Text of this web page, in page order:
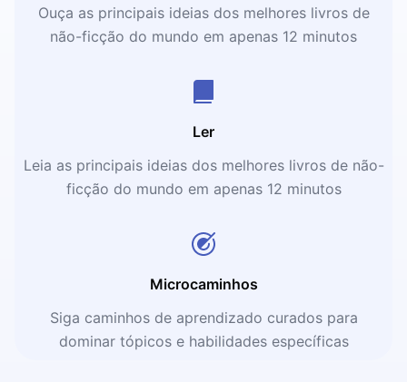
Ouça as principais ideias dos melhores livros de
não-ficção do mundo em apenas 12 minutos
Ler
Leia as principais ideias dos melhores livros de não-
ficção do mundo em apenas 12 minutos
Microcaminhos
Siga caminhos de aprendizado curados para
dominar tópicos e habilidades específicas